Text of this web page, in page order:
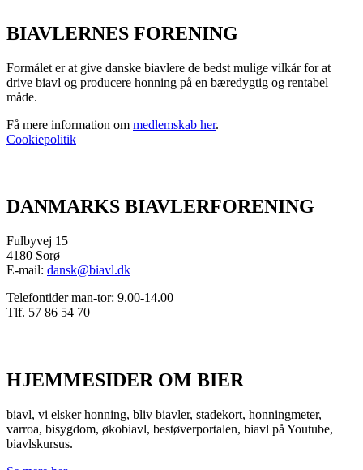
BIAVLERNES FORENING
Formålet er at give danske biavlere de bedst mulige vilkår for at
drive biavl og producere honning på en bæredygtig og rentabel
måde.
Få mere information om medlemskab her.
Cookiepolitik
DANMARKS BIAVLERFORENING
Fulbyvej 15
4180 Sorø
E-mail: dansk@biavl.dk
Telefontider man-tor: 9.00-14.00
Tlf. 57 86 54 70
HJEMMESIDER OM BIER
biavl, vi elsker honning, bliv biavler, stadekort, honningmeter,
varroa, bisygdom, økobiavl, bestøverportalen, biavl på Youtube,
biavlskursus.